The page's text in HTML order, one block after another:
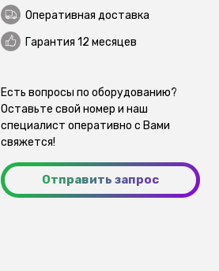
Оперативная доставка
Гарантия 12 месяцев
Есть вопросы по оборудованию?
Оставьте свой номер и наш
специалист оперативно с Вами
свяжется!
Отправить запрос